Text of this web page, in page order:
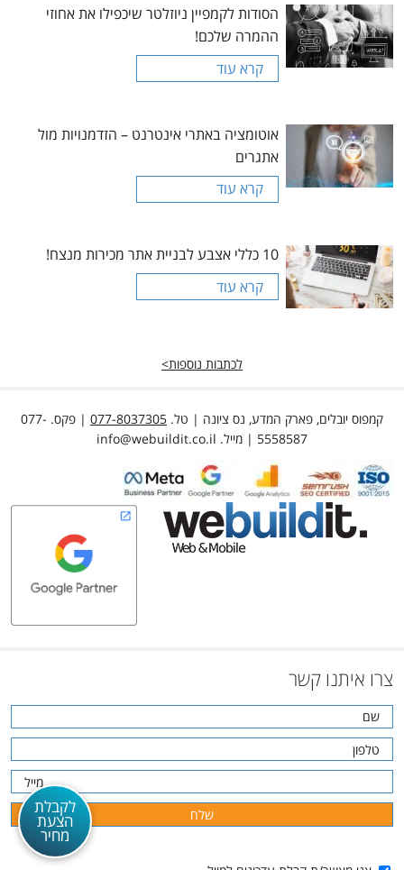
הסודות לקמפיין ניוזלטר שיכפילו את אחוזי
ההמרה שלכם!
קרא עוד
אוטומציה באתרי אינטרנט – הזדמנויות מול
אתגרים
קרא עוד
10 כללי אצבע לבניית אתר מכירות מנצח!
קרא עוד
לכתבות נוספות>
קמפוס יובלים, פארק המדע, נס ציונה | טל. 077-8037305
| פקס. 077-
5558587 | מייל.
info@webuildit.co.il
צרו איתנו קשר
לקבלת
הצעת
מחיר